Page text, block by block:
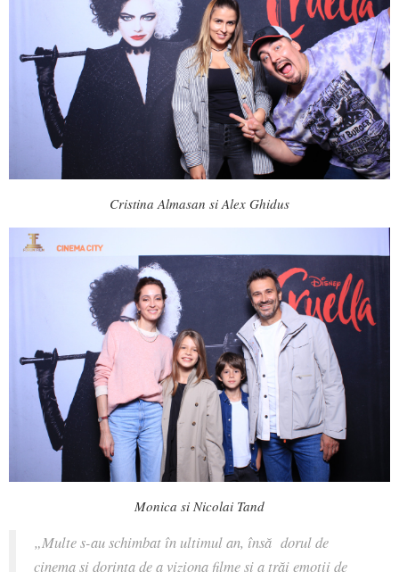
Cristina Almasan si Alex Ghidus
Monica si Nicolai Tand
„Multe s-au schimbat în ultimul an, însă dorul de
cinema și dorința de a viziona filme și a trăi emoții de